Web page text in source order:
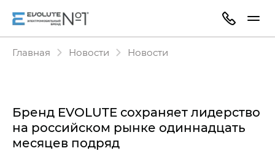
Главная Новости Новости
Бренд EVOLUTE сохраняет лидерство
на российском рынке одиннадцать
месяцев подряд